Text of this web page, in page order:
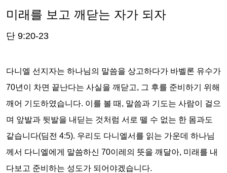
미래를 보고 깨닫는 자가 되자
단 9:20-23
다니엘 선지자는 하나님의 말씀을 상고하다가 바벨론 유수가
70년이 차면 끝난다는 사실을 깨닫고, 그 후를 준비하기 위해
깨어 기도하였습니다. 이를 볼 때 , 말씀과 기도는 사람이 걸으
며 앞발과 뒷발을 내딛는 것처럼 서로 뗄 수 없는 한 몸과도
같습니다(딤전 4:5). 우리도 다니엘서를 읽는 가운데 하나님
께서 다니엘에게 말씀하신 70이레의 뜻을 깨달아, 미래를 내
다보고 준비하는 성도가 되어야겠습니다.